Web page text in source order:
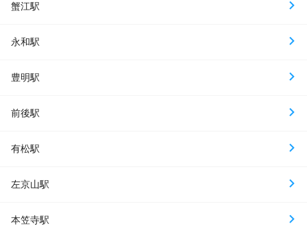
蟹江駅
永和駅
豊明駅
前後駅
有松駅
左京山駅
本笠寺駅